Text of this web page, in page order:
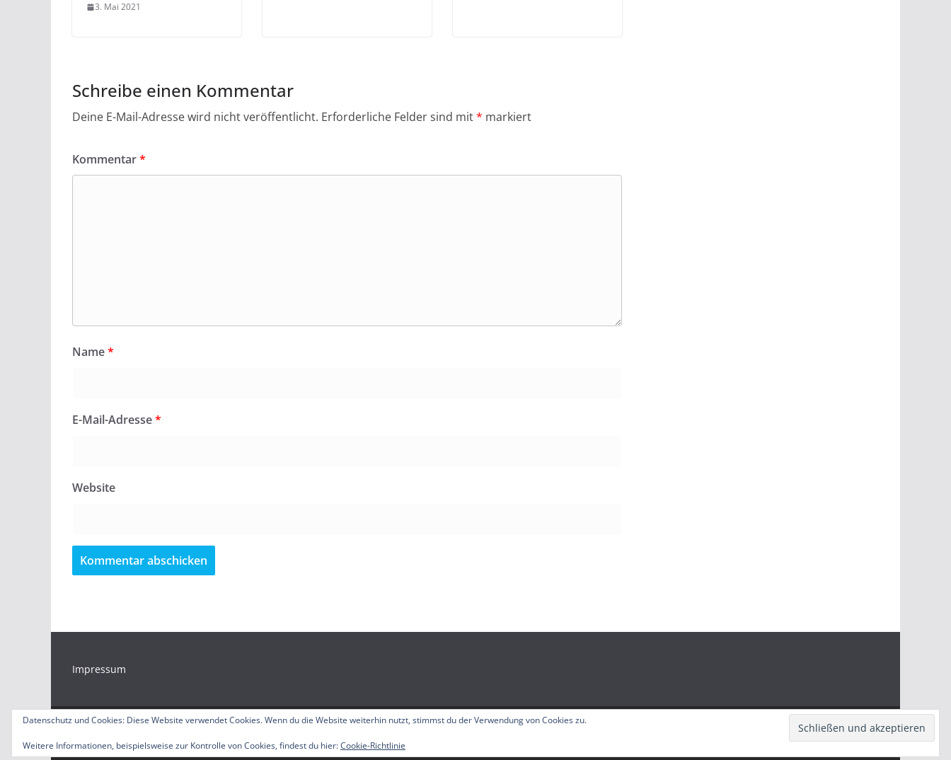
3. Mai 2021
Schreibe einen Kommentar
Deine E-Mail-Adresse wird nicht veröffentlicht. Erforderliche Felder sind mit* markiert
Kommentar*
Name*
E-Mail-Adresse*
Website
Impressum
Theme:ColorMagvon ThemeGrill. Präsentiert vonWordPress.
Datenschutz und Cookies: Diese Website verwendet Cookies. Wenn du die Website weiterhin nutzt, stimmst du der Verwendung von Cookies zu.
Weitere Informationen, beispielsweise zur Kontrolle von Cookies, findest du hier:Cookie-Richtlinie